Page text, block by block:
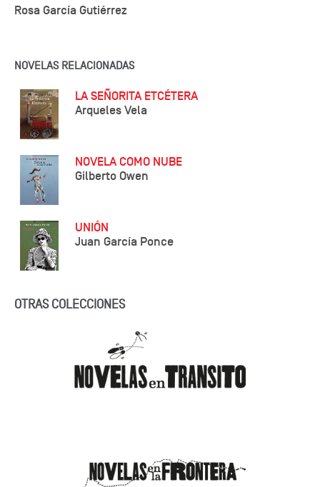
Rosa García Gutiérrez
NOVELAS RELACIONADAS
LA SEÑORITA ETCÉTERA
Arqueles Vela
NOVELA COMO NUBE
Gilberto Owen
UNIÓN
Juan García Ponce
OTRAS COLECCIONES